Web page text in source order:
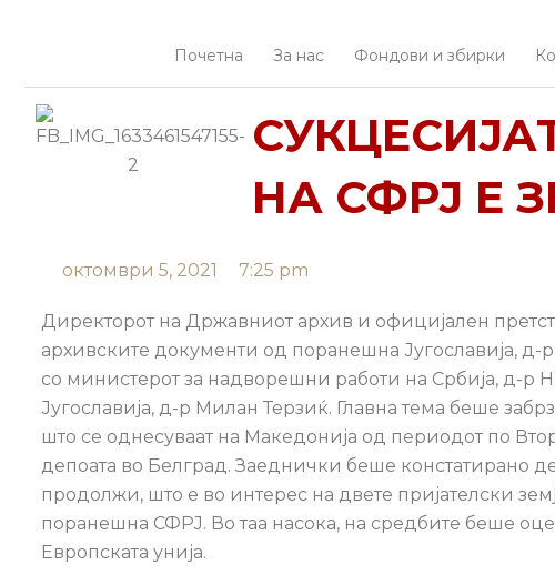
Почетна За нас Фондови и збирки
НА СФРЈ Е
октомври 5, 2021 7:25 pm
Директорот на Државниот архив и официјален
архивските документи од поранешна Југославија,
со министерот за надворешни работи на Србија, д-р
Југославија, д-р Милан Терзиќ. Главна тема беше
што се однесуваат на Македонија од периодот по
депоата во Белград. Заеднички беше констатирано
продолжи, што е во интерес на двете пријателски
поранешна СФРЈ. Во таа насока, на средбите беше
Европската унија.